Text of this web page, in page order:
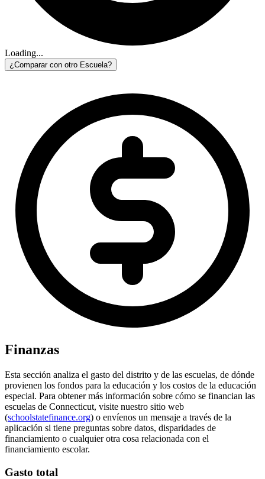
Loading...
¿Comparar con otro Escuela?
Finanzas
Esta sección analiza el gasto del distrito y de las escuelas, de dónde
provienen los fondos para la educación y los costos de la educación
especial. Para obtener más información sobre cómo se financian las
escuelas de Connecticut, visite nuestro sitio web
(schoolstatefinance.org) o envíenos un mensaje a través de la
aplicación si tiene preguntas sobre datos, disparidades de
financiamiento o cualquier otra cosa relacionada con el
financiamiento escolar.
Gasto total